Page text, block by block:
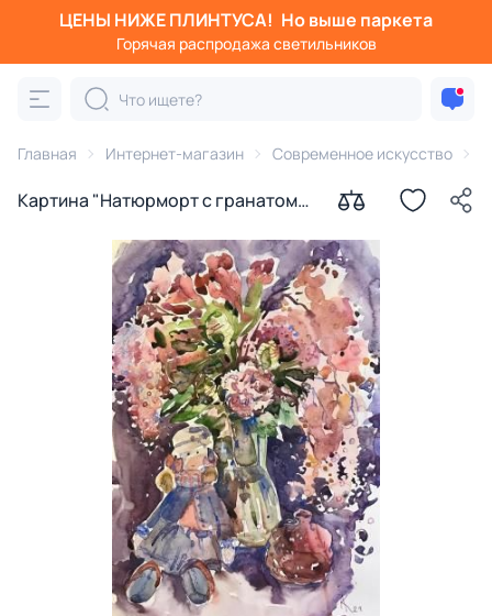
ЦЕНЫ НИЖЕ ПЛИНТУСА! Но выше паркета
Горячая распродажа светильников
Главная Интернет-магазин Современное искусство
Картина "Натюрморт с гранатом"